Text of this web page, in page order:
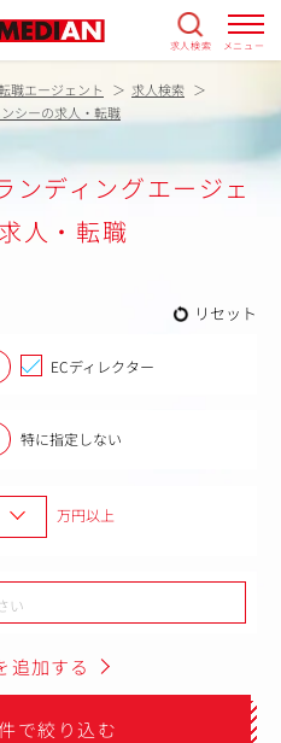
求人検索 メニュー
職エージェント
求人検索
シーの求人・転職
ンディングエージェ
人・転職
リセット
ECディレクター
特に指定しない
万円以上
追加する
で絞り込む